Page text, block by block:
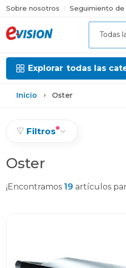
Sobre nosotros Seguimiento
Todas
Explorar todas las
Inicio Oster
Filtros
Oster
¡Encontramos 19 artículos